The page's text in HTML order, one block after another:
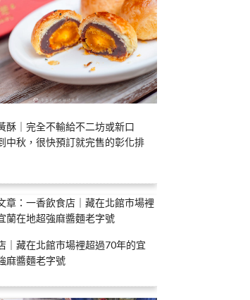
酥｜完全不輸給不二坊或新口
中秋，很快預訂就完售的彰化排
｜藏在北館市場裡超過70年的宜
麻醬麵老字號